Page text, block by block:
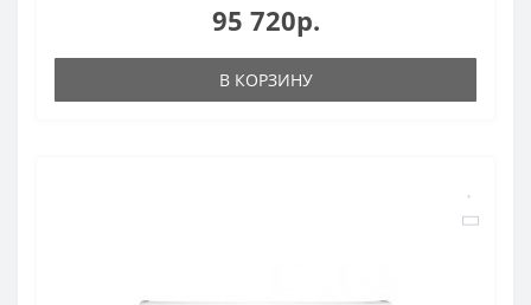
95 720р.
В КОРЗИНУ